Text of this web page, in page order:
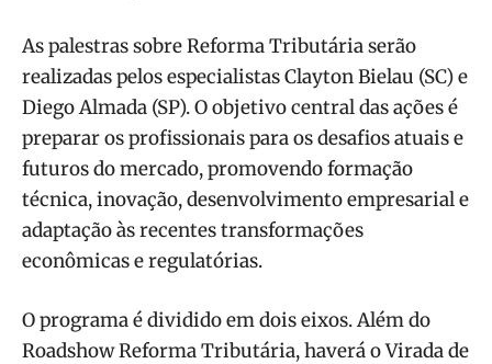
As palestras sobre Reforma Tributária serão
realizadas pelos especialistas Clayton Bielau (SC) e
Diego Almada (SP). O objetivo central das ações é
preparar os profissionais para os desafios atuais e
futuros do mercado, promovendo formação
técnica, inovação, desenvolvimento empresarial e
adaptação às recentes transformações
econômicas e regulatórias.
O programa é dividido em dois eixos. Além do
Roadshow Reforma Tributária, haverá o Virada de